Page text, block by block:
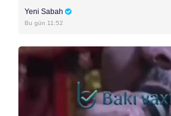
Yeni Sabah
Bu gün 11:52